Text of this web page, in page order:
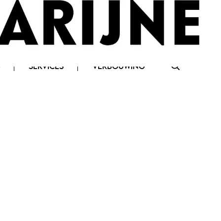
LOG IN
SERVICES VERBOUWING